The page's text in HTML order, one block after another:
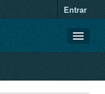
Entrar